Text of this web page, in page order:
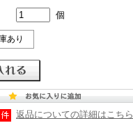
個
あり
返品についての詳細はこちら